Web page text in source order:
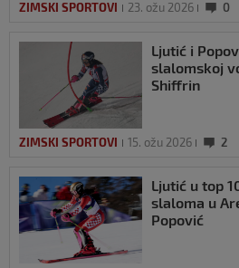
ZIMSKI SPORTOVI 23. ožu 2026 0
Ljutić i
slalomskoj
Shiffrin
ZIMSKI SPORTOVI 15. ožu 2026 2
Ljutić u top
slaloma u
Popović